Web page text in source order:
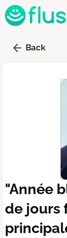
Skip
to
contentBack
"Année
de jours